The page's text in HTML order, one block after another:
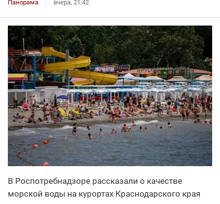
Панорама вчера, 21:42
В Роспотребнадзоре рассказали о качестве
морской воды на курортах Краснодарского края